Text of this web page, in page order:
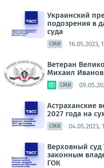
Украинский
подозрения в
суда
СМИ 16.05.2023,
Ветеран
Михаил
СМИ
Астраханские
2027 года на
СМИ 04.05.2023,
Верховный
законным
ГОК